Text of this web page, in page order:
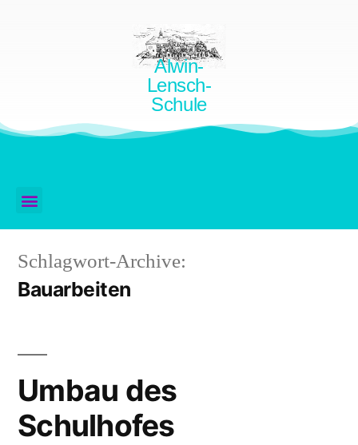
Alwin-
Lensch-
Schule
Schlagwort-Archive:
Bauarbeiten
Umbau des
Schulhofes